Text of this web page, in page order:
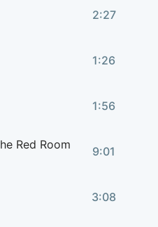
2:27
1:26
1:56
Red Room 9:01
3:08